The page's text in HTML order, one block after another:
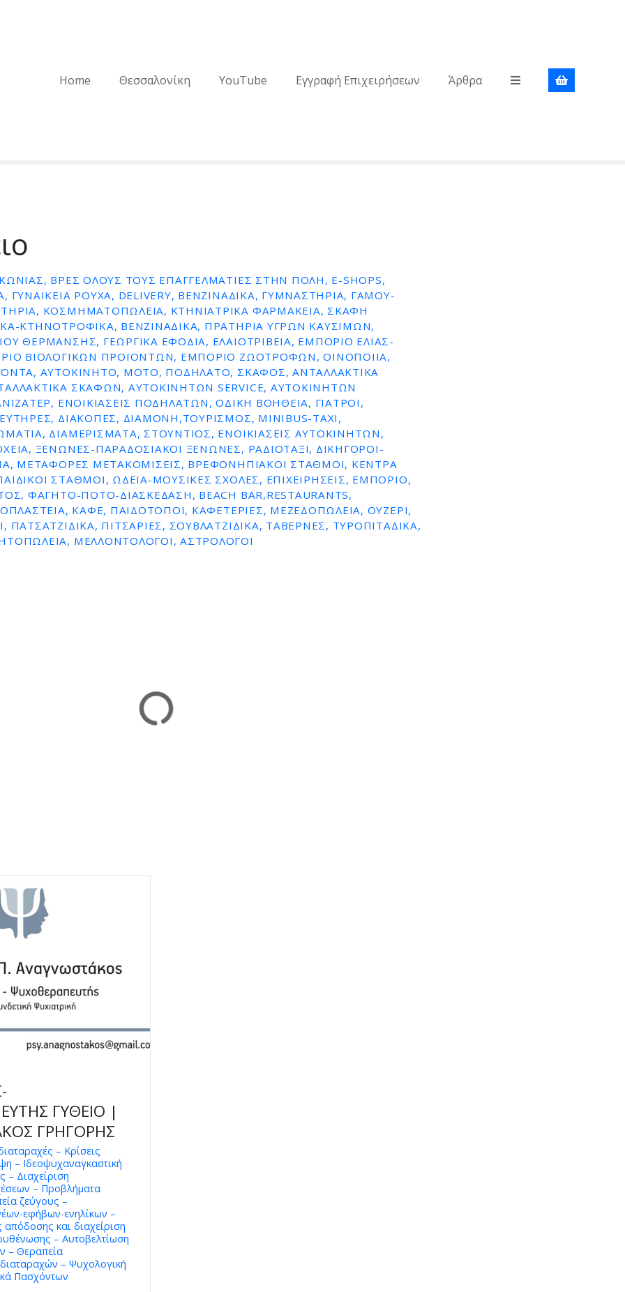
Home Θεσσαλονίκη YouTube Εγγραφή Επιχειρήσεων Άρθρα
ΒΡΕΣ ΌΛΟΥΣ ΤΟΥΣ ΕΠΑΓΓΕΛΜΑΤΊΕΣ ΣΤΗΝ ΠΟΛΗ, E-SHOPS,
ΓΥΝΑΙΚΕΊΑ ΡΟΎΧΑ, DELIVERY, ΒΕΝΖΙΝΆΔΙΚΑ, ΓΥΜΝΑΣΤΉΡΙΑ, ΓΆΜΟΥ-
ΚΟΣΜΗΜΑΤΟΠΩΛΕΊΑ, ΚΤΗΝΙΑΤΡΙΚΆ ΦΑΡΜΑΚΕΊΑ, ΣΚΆΦΗ
ΚΤΗΝΟΤΡΟΦΙΚΆ, ΒΕΝΖΙΝΑΔΙΚΑ, ΠΡΑΤΗΡΙΑ ΥΓΡΩΝ ΚΑΥΣΙΜΩΝ,
ΘΕΡΜΑΝΣΗΣ, ΓΕΩΡΓΙΚΆ ΕΦΌΔΙΑ, ΕΛΑΙΟΤΡΙΒΕΊΑ, ΕΜΠΌΡΙΟ ΕΛΙΆΣ-
ΒΙΟΛΟΓΙΚΏΝ ΠΡΟΪΌΝΤΩΝ, ΕΜΠΌΡΙΟ ΖΩΟΤΡΟΦΏΝ, ΟΙΝΟΠΟΙΊΑ,
ΑΥΤΟΚΊΝΗΤΟ, ΜΌΤΟ, ΠΟΔΉΛΑΤΟ, ΣΚΆΦΟΣ, ΑΝΤΑΛΛΑΚΤΙΚΆ
ΣΚΑΦΏΝ, ΑΥΤΟΚΙΝΉΤΩΝ SERVICE, ΑΥΤΟΚΙΝΉΤΩΝ
ΕΝΟΙΚΙΆΣΕΙΣ ΠΟΔΗΛΆΤΩΝ, ΟΔΙΚΉ ΒΟΉΘΕΙΑ, ΓΙΑΤΡΟΊ,
ΔΙΑΚΟΠΈΣ, ΔΙΑΜΟΝΉ,ΤΟΥΡΙΣΜΌΣ, MINIBUS-TAXI,
ΔΙΑΜΕΡΊΣΜΑΤΑ, ΣΤΟΎΝΤΙΟΣ, ΕΝΟΙΚΙΆΣΕΙΣ ΑΥΤΟΚΙΝΉΤΩΝ,
ΞΕΝΏΝΕΣ-ΠΑΡΑΔΟΣΙΑΚΟΊ ΞΕΝΏΝΕΣ, ΡΑΔΙΟΤΑΞΊ, ΔΙΚΗΓΌΡΟΙ-
ΜΕΤΑΦΟΡΈΣ ΜΕΤΑΚΟΜΊΣΕΙΣ, ΒΡΕΦΟΝΗΠΙΑΚΟΊ ΣΤΑΘΜΟΊ, ΚΈΝΤΡΑ
ΣΤΑΘΜΟΊ, ΩΔΕΊΑ-ΜΟΥΣΙΚΈΣ ΣΧΟΛΈΣ, ΕΠΙΧΕΙΡΉΣΕΙΣ, ΕΜΠΌΡΙΟ,
ΦΑΓΗΤΌ-ΠΟΤΌ-ΔΙΑΣΚΈΔΑΣΗ, BEACH BAR,RESTAURANTS,
ΚΑΦΈ, ΠΑΙΔΌΤΟΠΟΙ, ΚΑΦΕΤΈΡΙΕΣ, ΜΕΖΕΔΟΠΩΛΕΊΑ, ΟΥΖΕΡΊ,
ΠΙΤΣΑΡΊΕΣ, ΣΟΥΒΛΑΤΖΊΔΙΚΑ, ΤΑΒΈΡΝΕΣ, ΤΥΡΟΠΙΤΆΔΙΚΑ,
ΜΕΛΛΟΝΤΟΛΟΓΟΙ, ΑΣΤΡΟΛΌΓΟΙ
ΓΥΘΕΙΟ |
ΓΡΗΓΟΡΗΣ
– Κρίσεις
– Ιδεοψυχαναγκαστική
– Διαχείριση
– Προβλήματα
ζεύγους –
εφήβων-ενηλίκων –
και διαχείριση
– Αυτοβελτίωση
– Θεραπεία
– Ψυχολογική
Πασχόντων